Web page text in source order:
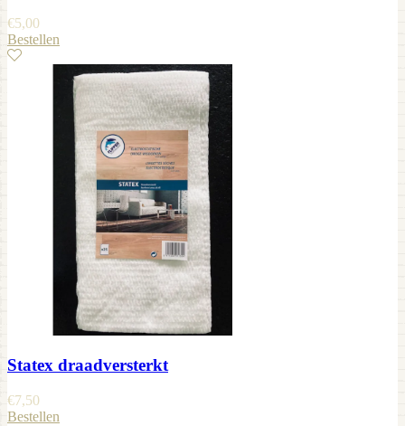
€5,00
Bestellen
Statex draadversterkt
€7,50
Bestellen